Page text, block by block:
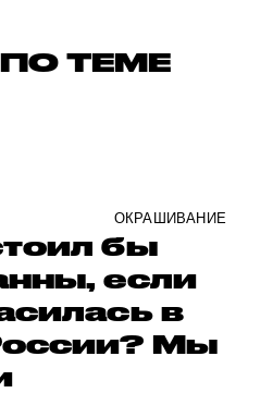
ТЕМЕ
ОКРАШИВАНИЕ
бы
если
в
Мы